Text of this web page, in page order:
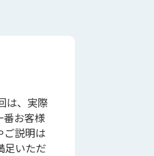
は、実際
番お客様
ご説明は
足いただ